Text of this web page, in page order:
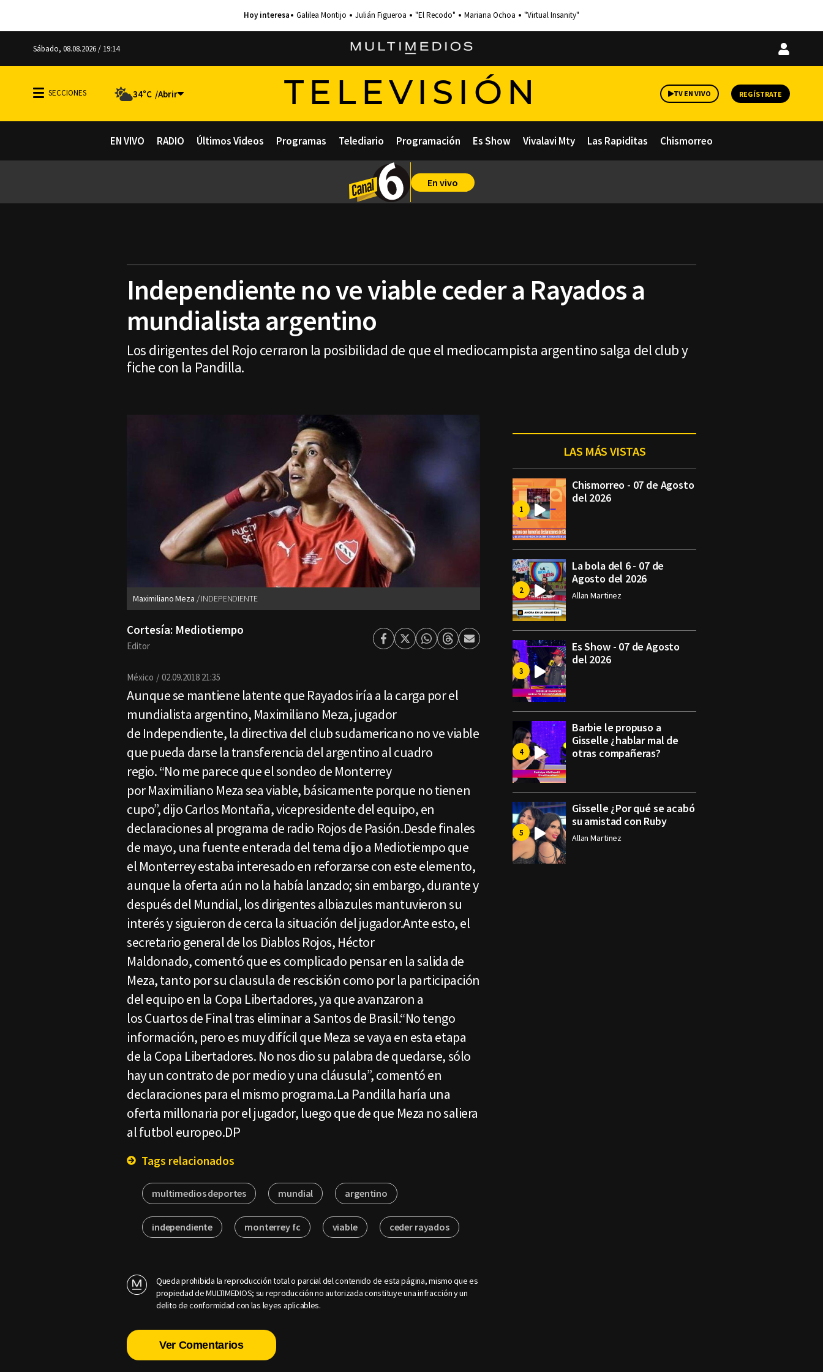
Galilea Montijo Julián Figueroa "El Recodo" Mariana Ochoa "Virtual Insanity"
Sábado, 08.08.2026 / 19:14
Iniciar
34°C TELEVISIÓN TV EN VIVO REGÍSTRATE
EN VIVO RADIO Últimos Videos Programas Telediario Programación Es Show Vivalavi Mty Las Rapiditas Chismorreo
En vivo
Independiente no ve viable ceder a Rayados a
mundialista argentino
Los dirigentes del Rojo cerraron la posibilidad de que el mediocampista argentino salga del club y
fiche con la Pandilla.
Maximiliano Meza INDEPENDIENTE
Cortesía: Mediotiempo
Editor Facebook
TwitterWhatsapp
ThreadsEnviar
México 02.09.2018 21:35
Aunque se mantiene latente que Rayados iría a la carga por el
mundialista argentino, Maximiliano Meza, jugador
de Independiente, la directiva del club sudamericano no ve viable
que pueda darse la transferencia del argentino al cuadro
regio. “No me parece que el sondeo de Monterrey
por Maximiliano Meza sea viable, básicamente porque no tienen
cupo”, dijo Carlos Montaña, vicepresidente del equipo, en
declaraciones al programa de radio Rojos de Pasión.Desde finales
de mayo, una fuente enterada del tema dijo a Mediotiempo que
el Monterrey estaba interesado en reforzarse con este elemento,
aunque la oferta aún no la había lanzado; sin embargo, durante y
después del Mundial, los dirigentes albiazules mantuvieron su
interés y siguieron de cerca la situación del jugador.Ante esto, el
secretario general de los Diablos Rojos, Héctor
Maldonado, comentó que es complicado pensar en la salida de
Meza, tanto por su clausula de rescisión como por la participación
del equipo en la Copa Libertadores, ya que avanzaron a
los Cuartos de Final tras eliminar a Santos de Brasil.“No tengo
información, pero es muy difícil que Meza se vaya en esta etapa
de la Copa Libertadores. No nos dio su palabra de quedarse, sólo
hay un contrato de por medio y una cláusula”, comentó en
declaraciones para el mismo programa.La Pandilla haría una
oferta millonaria por el jugador, luego que de que Meza no saliera
al futbol europeo.DP
Tags relacionados
multimedios deportes mundial argentino
independiente monterrey fc viable ceder rayados
Queda prohibida la reproducción total o parcial del contenido de esta página, mismo que es
propiedad de MULTIMEDIOS; su reproducción no autorizada constituye una infracción y un
delito de conformidad con las leyes aplicables.
Ver Comentarios
LAS MÁS VISTAS
Chismorreo - 07 de Agosto
del 2026
La bola del 6 - 07 de
Agosto del 2026
Allan Martinez
Es Show - 07 de Agosto
del 2026
Barbie le propuso a
Gisselle ¿hablar mal de
otras compañeras?
Gisselle ¿Por qué se acabó
su amistad con Ruby
Allan Martinez